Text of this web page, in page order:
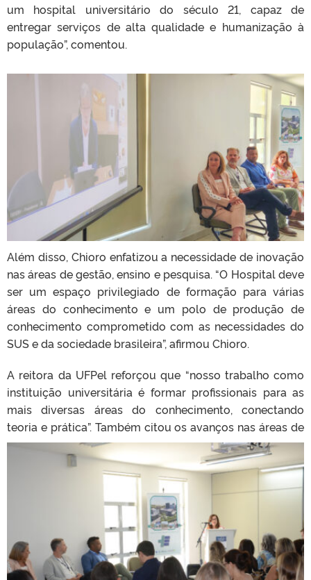
um hospital universitário do século 21, capaz de
entregar serviços de alta qualidade e humanização à
população”, comentou.
Além disso, Chioro enfatizou a necessidade de inovação
nas áreas de gestão, ensino e pesquisa. “O Hospital deve
ser um espaço privilegiado de formação para várias
áreas do conhecimento e um polo de produção de
conhecimento comprometido com as necessidades do
SUS e da sociedade brasileira”, afirmou Chioro.
A reitora da UFPel reforçou que “nosso trabalho como
instituição universitária é formar profissionais para as
mais diversas áreas do conhecimento, conectando
teoria e prática”. Também citou os avanços nas áreas de